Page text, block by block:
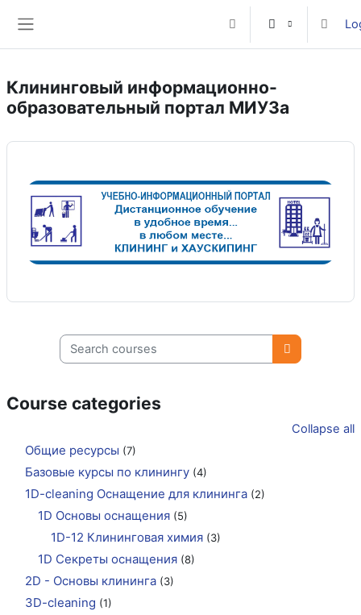
Toggle search input
Клининговый информационно-
образовательный портал МИУЗа
Search courses
Search
Course categories
Collapse all
Общие ресурсы (7)
Базовые курсы по клинингу (4)
1D-cleaning Оснащение для клининга (2)
1D Основы оснащения (5)
1D-12 Клининговая химия (3)
1D Секреты оснащения (8)
2D - Основы клининга (3)
3D-cleaning (1)